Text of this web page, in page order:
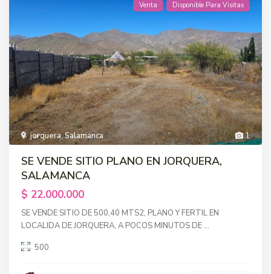
1
jorquera,Salamanca
Venta Disponible Para Visitas
SE VENDE SITIO PLANO EN JORQUERA,
SALAMANCA
$ 22.000.000
SE VENDE SITIO DE 500,40 MTS2, PLANO Y FERTIL EN
LOCALIDA DE JORQUERA, A POCOS MINUTOS DE ...
500